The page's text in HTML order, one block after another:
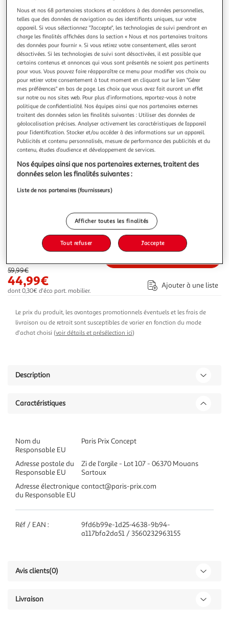
précédente
suivante
ATMOSPHERA
Lampe suspension pétales en bambou rym 62cm
naturel
Informations Techniques : Dimensions : D. 62 x H. 94 cm
Abat-jour : D. 62 x H. 1 cm Câble : L. 80 cm Matières :
Bambou & Acier Spécificités : Déco & Unique Suspension
design pétales Abat-jour en bambou Hauteur ajustable À
monter soi-même Ampoule non incluse Douille : E27
Puissance : 40W IP : IP20 Po
En savoir +
Vendu parParis Prix
Livr. ou retrait dès 1/2 semaines
A partir de 7,99€
Plus d'options
Vendu parParis Prix
Plus d'options
Vendu parMultishop
59,99€
44,99€
dont 0,30€ d'éco part. mobilier.
Ajouter à une liste
Le prix du produit, les avantages promotionnels éventuels et les frais de
livraison ou de retrait sont susceptibles de varier en fonction du mode
d'achat choisi (voir détails et présélection ici)
Description
Caractéristiques
Nom du
Responsable EU
Paris Prix Concept
Adresse postale du
Responsable EU
Zi de l'argile - Lot 107 - 06370 Mouans
Sartoux
Adresse électronique
du Responsable EU
contact@paris-prix.com
Réf / EAN :
9fd6b99e-1d25-4638-9b94-
a117bfa2da51 / 3560232963155
Avis clients(0)
Livraison
Nous et nos 68 partenaires stockons et accédons à des données personnelles,
telles que des données de navigation ou des identifiants uniques, sur votre
appareil. Si vous sélectionnez "J'accepte", les technologies de suivi prendront en
charge les finalités affichées dans la section « Nous et nos partenaires traitons
des données pour fournir ». Si vous retirez votre consentement, elles seront
désactivées. Si les technologies de suivi sont désactivées, il est possible que
certains contenus et annonces qui vous sont présentés ne soient pas pertinents
pour vous. Vous pouvez faire réapparaître ce menu pour modifier vos choix ou
pour retirer votre consentement à tout moment en cliquant sur le lien "Gérer
mes préférences" en bas de page. Les choix que vous avez fait auront un effet
sur notre ou nos sites web. Pour plus d’informations, reportez-vous à notre
politique de confidentialité. Nos équipes ainsi que nos partenaires externes
traitent des données selon les finalités suivantes : Utiliser des données de
géolocalisation précises. Analyser activement les caractéristiques de l’appareil
pour l’identification. Stocker et/ou accéder à des informations sur un appareil.
Publicités et contenu personnalisés, mesure de performance des publicités et du
contenu, études d’audience et développement de services.
Nos équipes ainsi que nos partenaires externes, traitent des
données selon les finalités suivantes :
Liste de nos partenaires (fournisseurs)
Afficher toutes les finalités
Tout refuser J'accepte